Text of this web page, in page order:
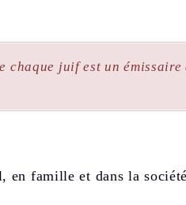
juif est un émissaire
en famille et dans la